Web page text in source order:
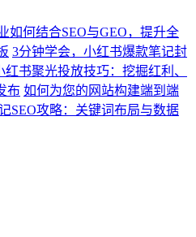
如何结合SEO与GEO，提升全
3分钟学会，小红书爆款笔记封
红书聚光投放技巧：挖掘红利、
布 如何为您的网站构建端到端
SEO攻略：关键词布局与数据